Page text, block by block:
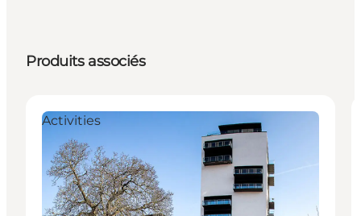
Produits associés
Activities